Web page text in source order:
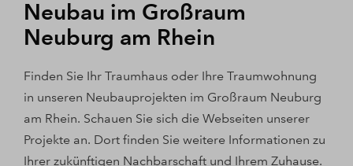
Neubau im Großraum
Neuburg am Rhein
Finden Sie Ihr Traumhaus oder Ihre Traumwohnung
in unseren Neubauprojekten im Großraum Neuburg
am Rhein. Schauen Sie sich die Webseiten unserer
Projekte an. Dort finden Sie weitere Informationen zu
Ihrer zukünftigen Nachbarschaft und Ihrem Zuhause.